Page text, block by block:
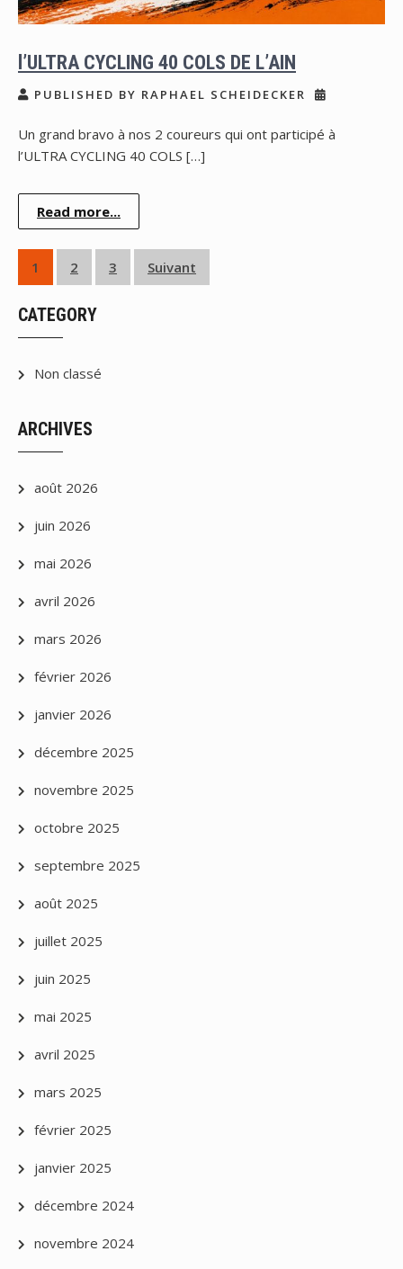
l’ULTRA CYCLING 40 COLS DE L’AIN
PUBLISHED BY RAPHAEL SCHEIDECKER
Un grand bravo à nos 2 coureurs qui ont participé à
l’ULTRA CYCLING 40 COLS […]
Read more...
Pagination
publications
1 2 3 Suivant
CATEGORY
Non classé
ARCHIVES
août 2026
juin 2026
mai 2026
avril 2026
mars 2026
février 2026
janvier 2026
décembre 2025
novembre 2025
octobre 2025
septembre 2025
août 2025
juillet 2025
juin 2025
mai 2025
avril 2025
mars 2025
février 2025
janvier 2025
décembre 2024
novembre 2024